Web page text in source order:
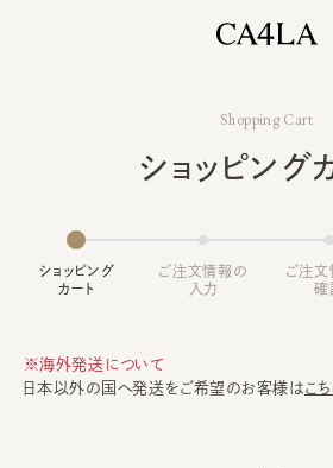
Shopping Cart
ショッピング
ショッピング
カート
ご注文情報の
入力
ご注文
確
※海外発送について
日本以外の国へ発送をご希望のお客様はこち